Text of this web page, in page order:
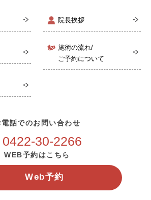
院長挨拶
施術の流れ/
ご予約について
電話でのお問い合わせ
0422-30-2266
WEB予約はこちら
Web予約